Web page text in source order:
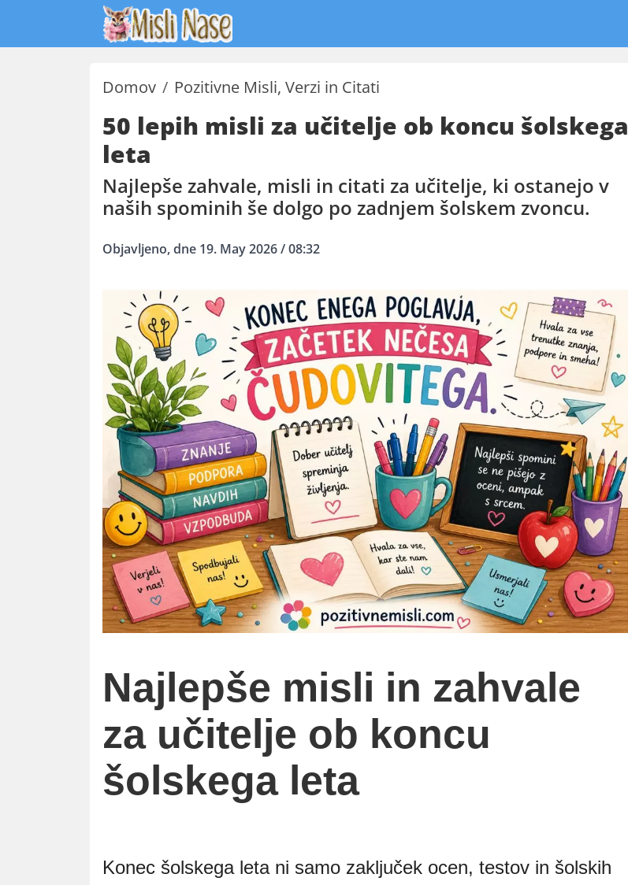
Domov Pozitivne Misli, Verzi in Citati
50 lepih misli za učitelje ob koncu šolskega
leta
Najlepše zahvale, misli in citati za učitelje, ki ostanejo v
naših spominih še dolgo po zadnjem šolskem zvoncu.
Objavljeno, dne 19. May 2026 / 08:32
Najlepše misli in zahvale
za učitelje ob koncu
šolskega leta
Konec šolskega leta ni samo zaključek ocen, testov in šolskih